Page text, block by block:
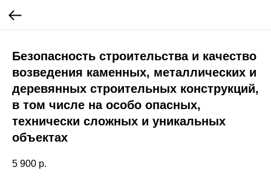
Безопасность строительства и качество
возведения каменных, металлических и
деревянных строительных конструкций,
в том числе на особо опасных,
технически сложных и уникальных
объектах
5 900 р.